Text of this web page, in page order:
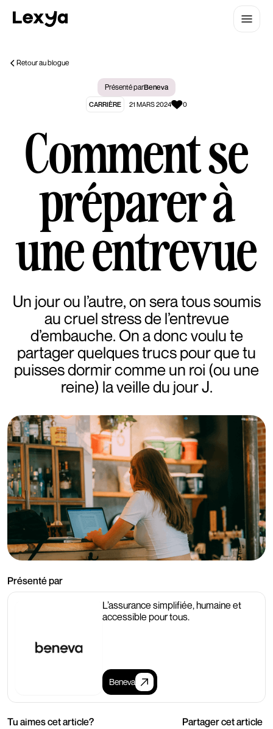
Retour au blogue
Présenté parBeneva
CARRIÈRE 21 MARS 2024 0
Comment se
préparer à
une entrevue
Un jour ou l’autre, on sera tous soumis
au cruel stress de l’entrevue
d’embauche. On a donc voulu te
partager quelques trucs pour que tu
puisses dormir comme un roi (ou une
reine) la veille du jour J.
Présenté par
L’assurance simplifiée, humaine et
accessible pour tous.
Beneva
Tu aimes cet article? Partager cet article